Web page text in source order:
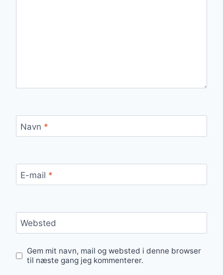
Navn *
E-mail *
Websted
Gem mit navn, mail og websted i denne browser
til næste gang jeg kommenterer.